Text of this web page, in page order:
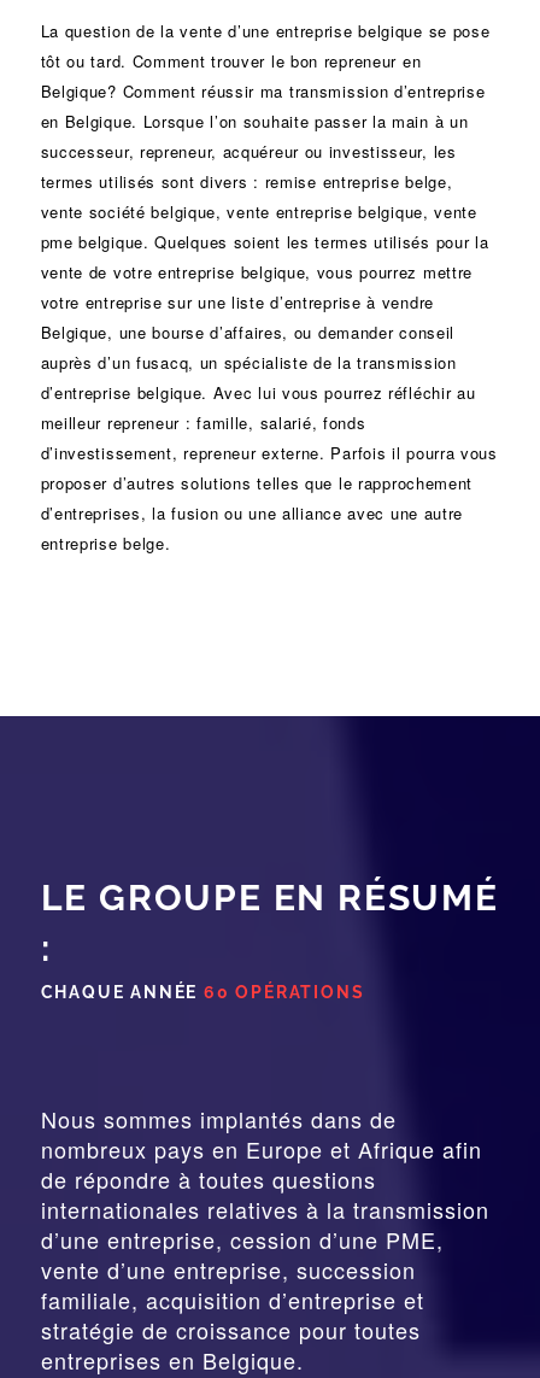
La question de la vente d’une entreprise belgique se pose
tôt ou tard. Comment trouver le bon repreneur en
Belgique? Comment réussir ma transmission d’entreprise
en Belgique. Lorsque l’on souhaite passer la main à un
successeur, repreneur, acquéreur ou investisseur, les
termes utilisés sont divers : remise entreprise belge,
vente société belgique, vente entreprise belgique, vente
pme belgique. Quelques soient les termes utilisés pour la
vente de votre entreprise belgique, vous pourrez mettre
votre entreprise sur une liste d’entreprise à vendre
Belgique, unebourse d’affaires, ou demander conseil
auprès d’un fusacq, un spécialiste de latransmission
d’entreprise belgique. Avec lui vous pourrez réfléchir au
meilleur repreneur :famille, salarié, fonds
d’investissement, repreneur externe. Parfois il pourra vous
proposer d’autres solutions telles que le rapprochement
d’entreprises, lafusion ou unealliance avec une autre
entreprise belge.
LE GROUPE EN RÉSUMÉ
:
CHAQUE ANNÉE 60 OPÉRATIONS
Nous sommes implantés dans de
nombreux pays en Europe et Afrique afin
de répondre à toutes questions
internationales relatives à la transmission
d’une entreprise, cession d’une PME,
vente d’une entreprise, succession
familiale, acquisition d’entreprise et
stratégie de croissance pour toutes
entreprises en Belgique.